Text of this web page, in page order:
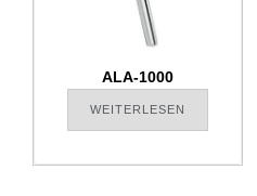
ALA-1000
WEITERLESEN